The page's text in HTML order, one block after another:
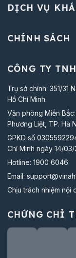
DỊCH VỤ
CHÍNH SÁCH
CÔNG TY
Trụ sở chính: 351/31
Hồ Chí Minh
Văn phòng Miền
Phương Liệt, TP. Hà
GPKD số
Chí Minh ngày 14/
Hotline: 1900 6046
Email:
Chịu trách nhiệm nội
CHỨNG CHỈ